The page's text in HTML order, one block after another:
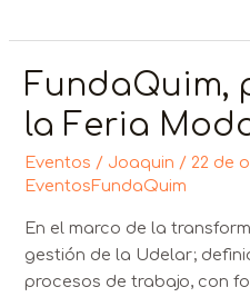
FundaQuim,
la Feria
Eventos / Joaquin / 22 de
EventosFundaQuim
En el marco de la
gestión de la Udelar;
procesos de trabajo, con
FundaQuim,
en
la
Feria
Udelar
2022